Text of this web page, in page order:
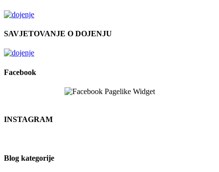
SAVJETOVANJE O DOJENJU
Facebook
INSTAGRAM
Blog kategorije